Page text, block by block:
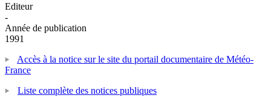
Editeur
-
Année de publication
1991
Accès à la notice sur le site du portail documentaire de Météo-
France
Liste complète des notices publiques